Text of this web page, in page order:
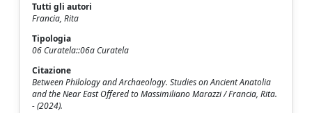
Tutti gli autori
Francia, Rita
Tipologia
06 Curatela::06a Curatela
Citazione
Between Philology and Archaeology. Studies on Ancient Anatolia
and the Near East Offered to Massimiliano Marazzi / Francia, Rita.
- (2024).